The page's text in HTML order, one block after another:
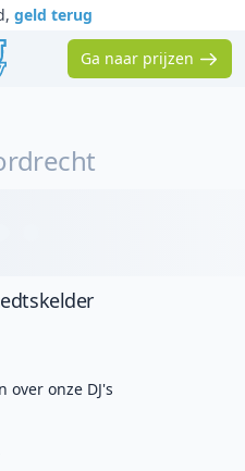
geld terug
Ga naar prijzen
over onze DJ's